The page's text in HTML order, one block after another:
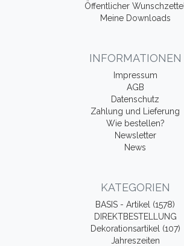
Öffentlicher Wunschzettel
Meine Downloads
INFORMATIONEN
Impressum
AGB
Datenschutz
Zahlung und Lieferung
Wie bestellen?
Newsletter
News
KATEGORIEN
BASIS - Artikel (1578)
DIREKTBESTELLUNG
Dekorationsartikel (107)
Jahreszeiten